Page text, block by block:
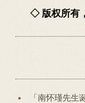
◇ 版权所有
「南怀瑾先